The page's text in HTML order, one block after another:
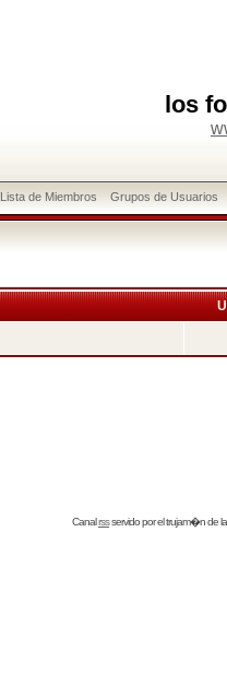
los
Lista de Miembros Grupos de Usuarios
Canalrssservido por eltrujam�nde